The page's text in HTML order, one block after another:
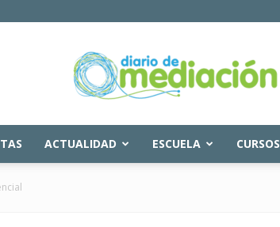
Diario
ACTUALIDAD ESCUELA CURSOS